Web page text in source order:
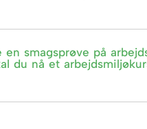
smagsprøve på
du nå et